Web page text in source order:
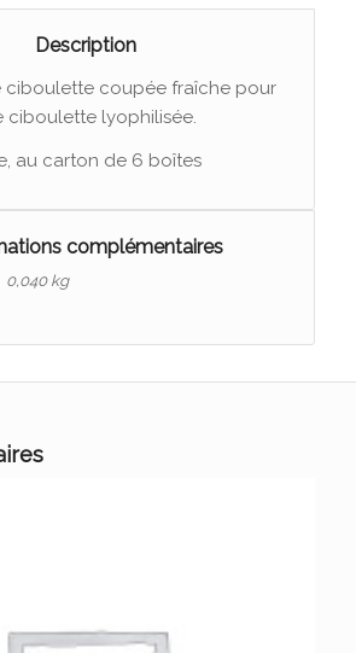
Description
ciboulette coupée fraîche pour
ciboulette lyophilisée.
au carton de 6 boîtes
complémentaires
0,040 kg